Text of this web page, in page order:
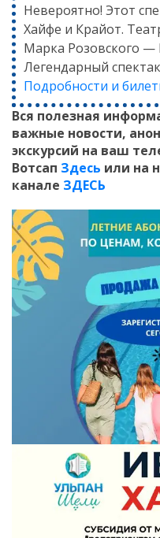
Невероятно! Этот
Хайфе и Крайот.
Марка Розовского
Легендарный
Подробности и
Вся полезная
важные новости,
экскурсий на ваш
Вотсап Здесь или на
канале ЗДЕСЬ